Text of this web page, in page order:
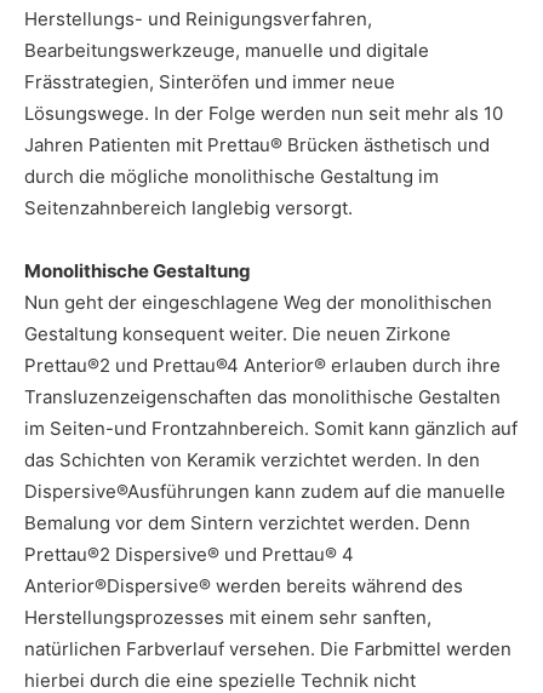
Herstellungs- und Reinigungsverfahren,
Bearbeitungswerkzeuge, manuelle und digitale
Frässtrategien, Sinteröfen und immer neue
Lösungswege. In der Folge werden nun seit mehr als 10
Jahren Patienten mit Prettau® Brücken ästhetisch und
durch die mögliche monolithische Gestaltung im
Seitenzahnbereich langlebig versorgt.
Monolithische Gestaltung
Nun geht der eingeschlagene Weg der monolithischen
Gestaltung konsequent weiter. Die neuen Zirkone
Prettau®2 und Prettau®4 Anterior® erlauben durch ihre
Transluzenzeigenschaften das monolithische Gestalten
im Seiten-und Frontzahnbereich. Somit kann gänzlich auf
das Schichten von Keramik verzichtet werden. In den
Dispersive®Ausführungen kann zudem auf die manuelle
Bemalung vor dem Sintern verzichtet werden. Denn
Prettau®2 Dispersive® und Prettau® 4
Anterior®Dispersive® werden bereits während des
Herstellungsprozesses mit einem sehr sanften,
natürlichen Farbverlauf versehen. Die Farbmittel werden
hierbei durch die eine spezielle Technik nicht